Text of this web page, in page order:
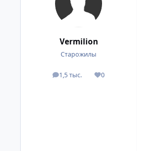
Vermilion
Старожилы
1,5 тыс.
посты 0
Репутация